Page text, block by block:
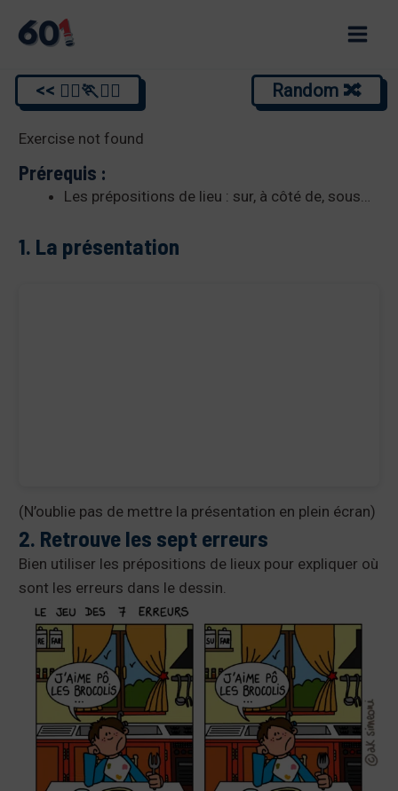
<< 🏃‍♂️🏃🏃‍♂️ Random 🔀
Exercise not found
Prérequis :
Les prépositions de lieu : sur, à côté de, sous…
1. La présentation
(N’oublie pas de mettre la présentation en plein écran)
2. Retrouve les sept erreurs
Bien utiliser les prépositions de lieux pour expliquer où
sont les erreurs dans le dessin.